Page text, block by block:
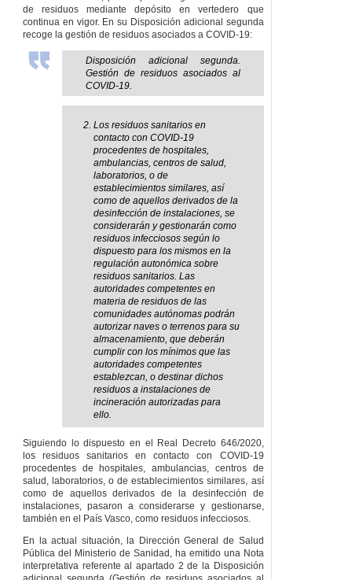
de residuos mediante depósito en vertedero que
continua en vigor. En su Disposición adicional segunda
recoge la gestión de residuos asociados a COVID-19:
Disposición adicional segunda.
Gestión de residuos asociados al
COVID-19.
Los residuos sanitarios en
contacto con COVID-19
procedentes de hospitales,
ambulancias, centros de salud,
laboratorios, o de
establecimientos similares, así
como de aquellos derivados de la
desinfección de instalaciones, se
considerarán y gestionarán como
residuos infecciosos según lo
dispuesto para los mismos en la
regulación autonómica sobre
residuos sanitarios. Las
autoridades competentes en
materia de residuos de las
comunidades autónomas podrán
autorizar naves o terrenos para su
almacenamiento, que deberán
cumplir con los mínimos que las
autoridades competentes
establezcan, o destinar dichos
residuos a instalaciones de
incineración autorizadas para
ello.
Siguiendo lo dispuesto en el Real Decreto 646/2020,
los residuos sanitarios en contacto con COVID-19
procedentes de hospitales, ambulancias, centros de
salud, laboratorios, o de establecimientos similares, así
como de aquellos derivados de la desinfección de
instalaciones, pasaron a considerarse y gestionarse,
también en el País Vasco, como residuos infecciosos.
En la actual situación, la Dirección General de Salud
Pública del Ministerio de Sanidad, ha emitido una Nota
interpretativa referente al apartado 2 de la Disposición